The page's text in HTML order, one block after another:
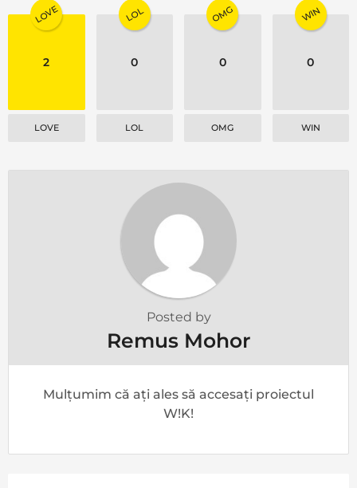
LOVE
2
LOVE
LOL
0
LOL
OMG
0
OMG
WIN
0
WIN
Posted by
Remus Mohor
Mulțumim că ați ales să accesați proiectul
W!K!